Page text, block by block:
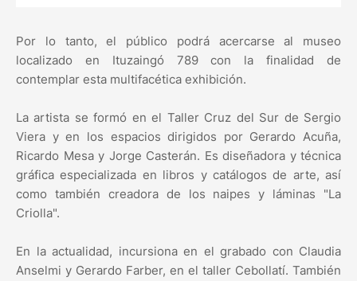
Por lo tanto, el público podrá acercarse al museo
localizado en Ituzaingó 789 con la finalidad de
contemplar esta multifacética exhibición.
La artista se formó en el Taller Cruz del Sur de Sergio
Viera y en los espacios dirigidos por Gerardo Acuña,
Ricardo Mesa y Jorge Casterán. Es diseñadora y técnica
gráfica especializada en libros y catálogos de arte, así
como también creadora de los naipes y láminas "La
Criolla".
En la actualidad, incursiona en el grabado con Claudia
Anselmi y Gerardo Farber, en el taller Cebollatí. También